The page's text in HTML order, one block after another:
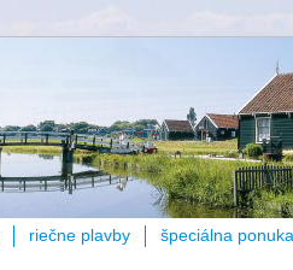
riečne plavby špeciálna ponuka